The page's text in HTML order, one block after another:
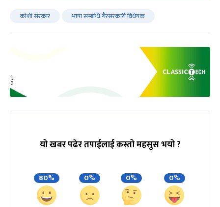
कोशी सरकार भाषा सम्बन्धि गैरसरकारी विधेयक
यो खबर पढेर तपाईलाई कस्तो महसुस भयो ?
80% 0% 0% 0%